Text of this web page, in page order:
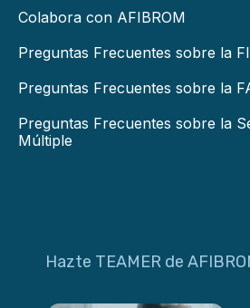
Colabora con AFIBROM
Preguntas Frecuentes sobre la
Preguntas Frecuentes sobre la
Preguntas Frecuentes sobre la
Múltiple
Hazte TEAMER de